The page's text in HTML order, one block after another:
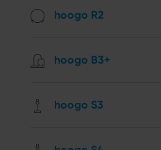
hoogo R2
hoogo B3+
hoogo S3